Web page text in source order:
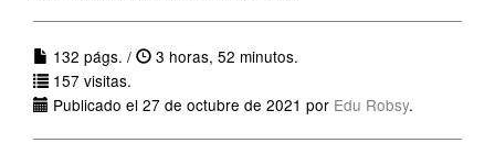
132 págs. /
3 horas, 52 minutos.
157 visitas.
Publicado el 27 de octubre de 2021 por Edu Robsy.